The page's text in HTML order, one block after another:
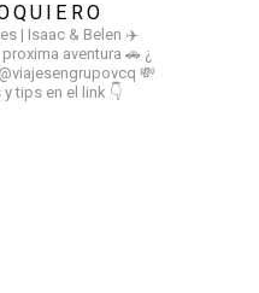
| Isaac & Belen ✈️
aventura 🚗 ¿
💸
tips en el link 👇